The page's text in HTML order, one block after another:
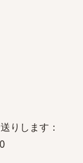
りします：